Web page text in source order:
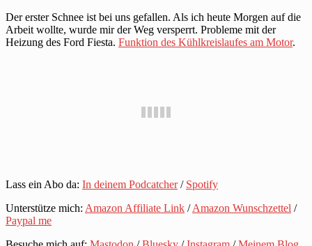
Der erster Schnee ist bei uns gefallen. Als ich heute Morgen auf die
Arbeit wollte, wurde mir der Weg versperrt. Probleme mit der
Heizung des Ford Fiesta. Funktion des Kühlkreislaufes am Motor.
Lass ein Abo da: In deinem Podcatcher/ Spotify
Unterstütze mich: Amazon Affiliate Link /Amazon Wunschzettel /
Paypal me